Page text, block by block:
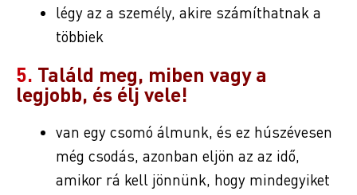
légy az a személy, akire számíthatnak a
többiek
5. Találd meg, miben vagy a
legjobb, és élj vele!
van egy csomó álmunk, és ez húszévesen
még csodás, azonban eljön az az idő,
amikor rá kell jönnünk, hogy mindegyiket